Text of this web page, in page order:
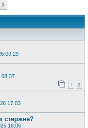
09:29
08:37
1 2
17:03
стержне?
18:06